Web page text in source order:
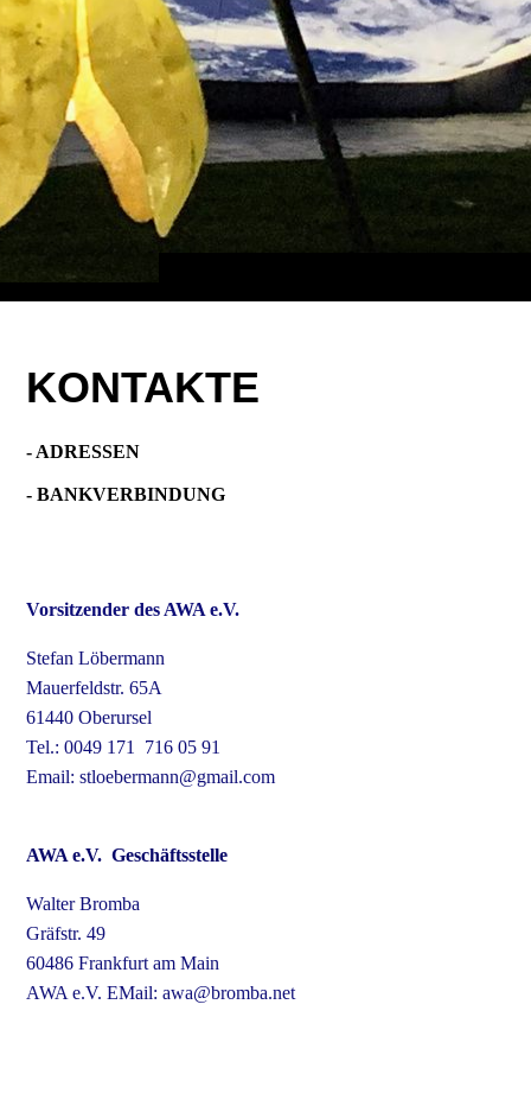
KONTAKTE
- ADRESSEN
- BANKVERBINDUNG
Vorsitzender des AWAe.V.
Stefan Löbermann
Mauerfeldstr. 65A
61440 Oberursel
Tel.: 0049 171 716 05 91
Email: stloebermann@gmail.com
AWA e.V. Geschäftsstelle
Walter Bromba
Gräfstr. 49
60486 Frankfurt am Main
AWA e.V. EMail: awa@bromba.net